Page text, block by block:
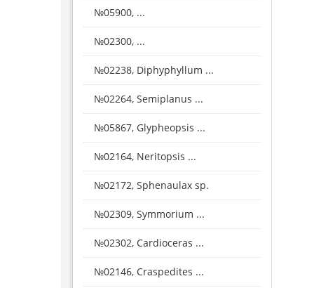
№05900, ...
№02300, ...
№02238, Diphyphyllum ...
№02264, Semiplanus ...
№05867, Glypheopsis ...
№02164, Neritopsis ...
№02172, Sphenaulax sp.
№02309, Symmorium ...
№02302, Cardioceras ...
№02146, Craspedites ...